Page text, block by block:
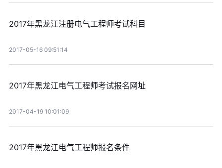
2017年黑龙江注册电气工程师考试科目
2017-05-16 09:51:14
2017年黑龙江电气工程师考试报名网址
2017-04-19 10:01:09
2017年黑龙江电气工程师报名条件